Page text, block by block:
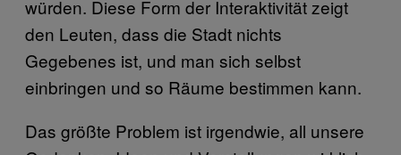
würden. Diese Form der Interaktivität zeigt
den Leuten, dass die Stadt nichts
Gegebenes ist, und man sich selbst
einbringen und so Räume bestimmen kann.
Das größte Problem ist irgendwie, all unsere